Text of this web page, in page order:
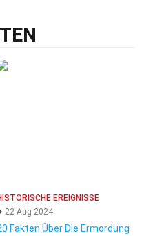
EREIGNISSE
22 Aug 2024
Fakten Über Die Ermordung